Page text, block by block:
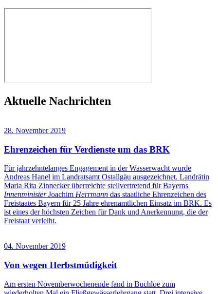
Aktuelle Nachrichten
28. November 2019
Ehrenzeichen für Verdienste um das BRK
Für jahrzehntelanges Engagement in der Wasserwacht wurde
Andreas Hanel im Landratsamt Ostallgäu ausgezeichnet. Landrätin
Maria Rita Zinnecker überreichte stellvertretend für Bayerns
InnenministerJoachim Herrmann das staatliche Ehrenzeichen des
Freistaates Bayern für 25 Jahre ehrenamtlichen Einsatz im BRK. Es
ist eines der höchsten Zeichen für Dank und Anerkennung, die der
Freistaat verleiht.
04. November 2019
Von wegen Herbstmüdigkeit
Am ersten Novemberwochenende fand in Buchloe zum